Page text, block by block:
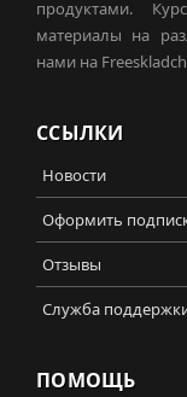
продуктами.
материалы на
нами на
ССЫЛКИ
Новости
Оформить
Отзывы
Служба
ПОМОЩЬ